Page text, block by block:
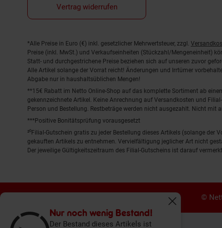
Nur noch wenig Bestand!
Der Bestand dieses Artikels ist
Fenster
Vertrag widerrufen
Fußnoten
*Alle Preise in Euro (€) inkl. gesetzlicher Mehrwertsteuer, zzgl.
Preise (inkl. MwSt.) und Verkaufseinheiten (Stückzahl/Mengeneinheit)
Statt- und durchgestrichene Preise beziehen sich auf unseren zuvor
Alle Artikel solange der Vorrat reicht! Änderungen und Irrtümer
Abgabe nur in haushaltsüblichen Mengen!
**15€ Rabatt im Netto Online-Shop auf das komplette Sortiment ab
gekennzeichnete Artikel. Keine Anrechnung auf Versandkosten und
Person und Bestellung. Restbeträge werden nicht ausgezahlt. Nicht mit
***Positive Bonitätsprüfung vorausgesetzt
²⁰Filial-Gutschein gratis zu jeder Bestellung dieses Artikels (solange
gekauften Artikels zu entnehmen. Vervielfältigung jeglicher Art nicht
Der jeweilige Gültigkeitszeitraum des Filial-Gutscheins ist darauf vermerkt.
©